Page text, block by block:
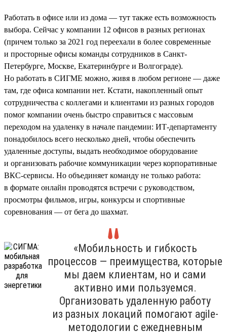
Работать в офисе или из дома — тут также есть возможность
выбора. Сейчас у компании 12 офисов в разных регионах
(причем только за 2021 год переехали в более современные
и просторные офисы команды сотрудников в Санкт-
Петербурге, Москве, Екатеринбурге и Волгограде).
Но работать в СИГМЕ можно, живя в любом регионе — даже
там, где офиса компании нет. Кстати, накопленный опыт
сотрудничества с коллегами и клиентами из разных городов
помог компании очень быстро справиться с массовым
переходом на удаленку в начале пандемии: ИТ-департаменту
понадобилось всего несколько дней, чтобы обеспечить
удаленные доступы, выдать необходимое оборудование
и организовать рабочие коммуникации через корпоративные
ВКС-сервисы. Но объединяет команду не только работа:
в формате онлайн проводятся встречи с руководством,
просмотры фильмов, игры, конкурсы и спортивные
соревнования — от бега до шахмат.
«Мобильность и гибкость
процессов — преимущества, которые
мы даем клиентам, но и сами
активно ими пользуемся.
Организовать удаленную работу
из разных локаций помогают agile-
методологии с ежедневным